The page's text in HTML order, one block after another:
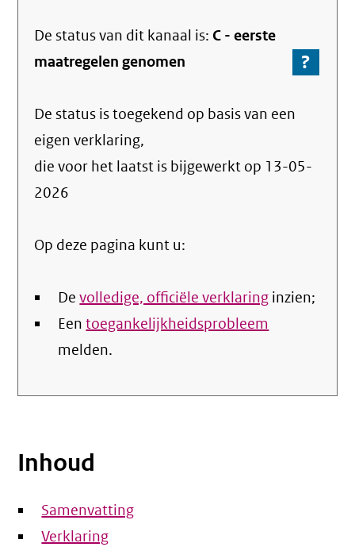
De status van dit kanaal is: C -eerste
maatregelen genomen
?
Ga
over
De status is toegekend op basis van een
eigen verklaring,
die voor het laatst is bijgewerkt op 13-05-
2026
Op deze pagina kunt u:
Devolledige, officiële verklaring inzien;
Eentoegankelijkheidsprobleem
melden.
Inhoud
Samenvatting
Verklaring